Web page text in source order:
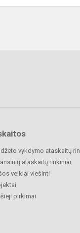
vykdymo ataskaitų
ataskaitų rinkiniai
veiklai viešinti
pirkimai